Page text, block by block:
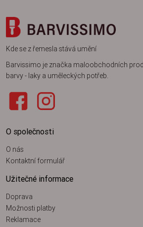
Kde se z řemesla stává umění
Barvissimo je značka maloobchodních
barvy - laky a uměleckých potřeb.
O společnosti
O nás
Kontaktní formulář
Užitečné informace
Doprava
Možnosti platby
Reklamace